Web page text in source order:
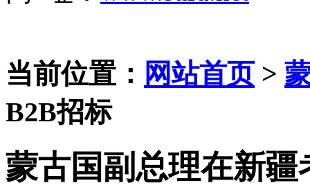
当前位置： 网站首页>
B2B招标
蒙古国副总理在新